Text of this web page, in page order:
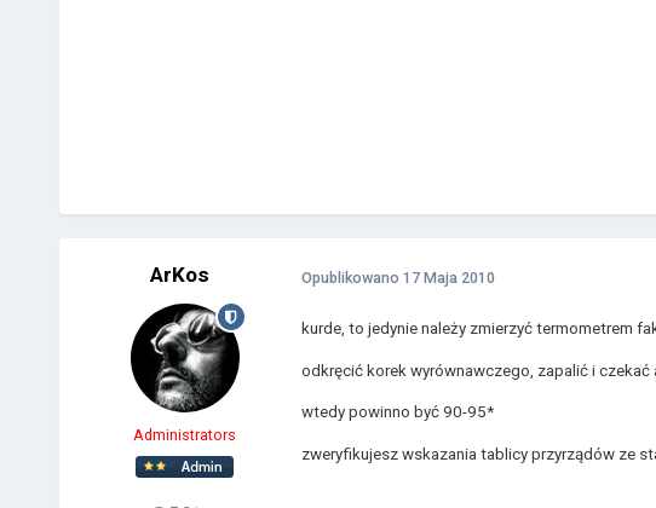
ArKos
Administrators
Opublikowano 17 Maja 2010
kurde, to jedynie należy zmierzyć termometrem
odkręcić korek wyrównawczego, zapalić i czekać
wtedy powinno być 90-95*
zweryfikujesz wskazania tablicy przyrządów ze